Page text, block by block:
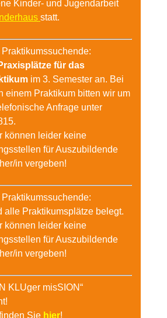
Kinder- und Jugendarbeit
statt.
für das
im 3. Semester an. Bei
einem Praktikum bitten wir um
Anfrage unter
können leider keine
für Auszubildende
in vergeben!
alle Praktikumsplätze belegt.
können leider keine
für Auszubildende
in vergeben!
KLUger misSION“
Sie hier!